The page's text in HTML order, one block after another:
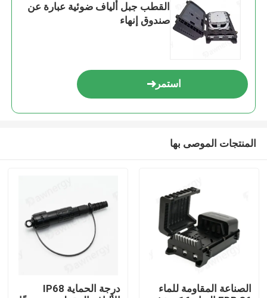
القطب جبل ألياف ضوئية عبارة عن
صندوق إنهاء
استمر
المنتجات الموصى بها
الصناعة المقاومة للماء
درجة الحماية IP68